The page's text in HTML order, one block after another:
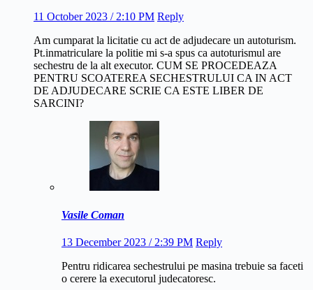
11 October 2023 / 2:10 PM Reply
Am cumparat la licitatie cu act de adjudecare un autoturism.
Pt.inmatriculare la politie mi s-a spus ca autoturismul are
sechestru de la alt executor. CUM SE PROCEDEAZA
PENTRU SCOATEREA SECHESTRULUI CA IN ACT
DE ADJUDECARE SCRIE CA ESTE LIBER DE
SARCINI?
Vasile Coman
13 December 2023 / 2:39 PM Reply
Pentru ridicarea sechestrului pe masina trebuie sa faceti
o cerere la executorul judecatoresc.